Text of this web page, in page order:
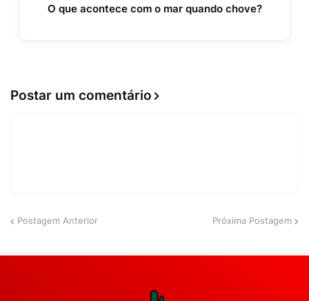
O que acontece com o mar quando chove?
Postar um comentário
Postagem Anterior Próxima Postagem